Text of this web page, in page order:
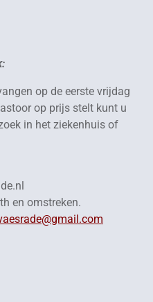
op de eerste vrijdag
op prijs stelt kunt u
in het ziekenhuis of
en omstreken.